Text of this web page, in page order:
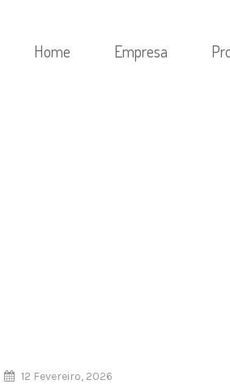
Home Empresa
12 Fevereiro, 2026